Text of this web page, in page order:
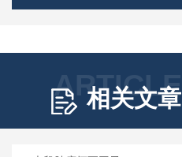
ARTICLE
相关文章